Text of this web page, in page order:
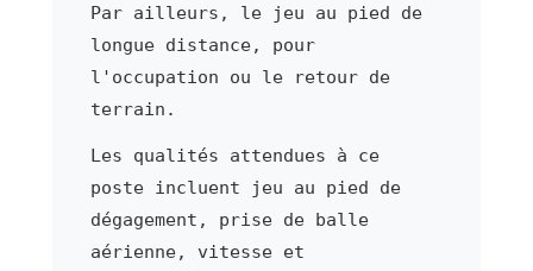
Par ailleurs, le jeu au pied de
longue distance, pour
l'occupation ou le retour de
terrain.
Les qualités attendues à ce
poste incluent jeu au pied de
dégagement, prise de balle
aérienne, vitesse et